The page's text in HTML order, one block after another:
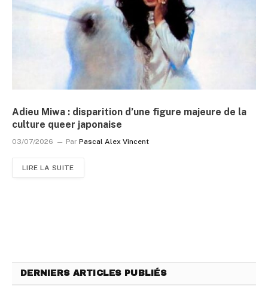
Adieu Miwa : disparition d’une figure majeure de la
culture queer japonaise
03/07/2026 Par Pascal Alex Vincent
LIRE LA SUITE
DERNIERS ARTICLES PUBLIÉS